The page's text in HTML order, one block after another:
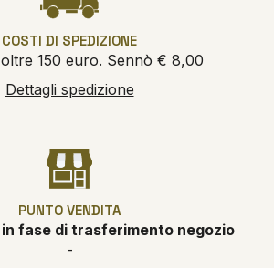
COSTI DI SPEDIZIONE
oltre 150 euro. Sennò € 8,00
Dettagli spedizione
PUNTO VENDITA
in fase di trasferimento negozio
-